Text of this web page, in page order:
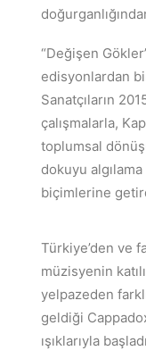
“Değişen
edisyonlardan
Sanatçıların
çalışmalarla,
toplumsal
dokuyu
biçimlerine
Türkiye’den ve
müzisyenin
yelpazeden
geldiği
ışıklarıyla